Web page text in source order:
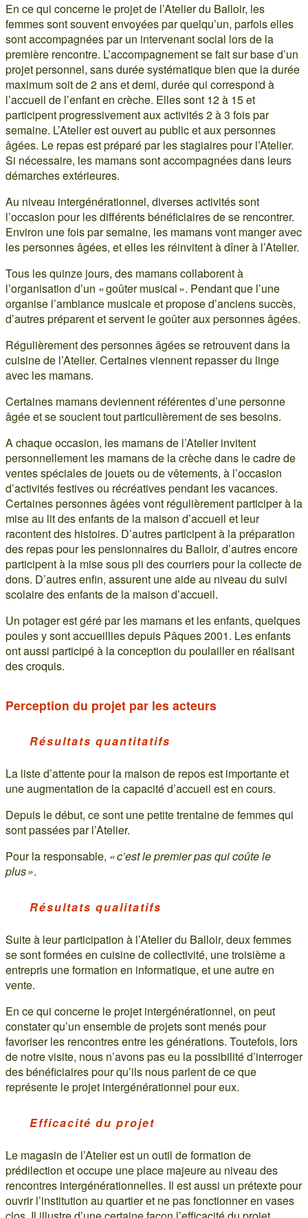
En ce qui concerne le projet de l’Atelier du Balloir, les
femmes sont souvent envoyées par quelqu’un, parfois elles
sont accompagnées par un intervenant social lors de la
première rencontre. L’accompagnement se fait sur base d’un
projet personnel, sans durée systématique bien que la durée
maximum soit de 2 ans et demi, durée qui correspond à
l’accueil de l’enfant en crèche. Elles sont 12 à 15 et
participent progressivement aux activités 2 à 3 fois par
semaine. L’Atelier est ouvert au public et aux personnes
âgées. Le repas est préparé par les stagiaires pour l’Atelier.
Si nécessaire, les mamans sont accompagnées dans leurs
démarches extérieures.
Au niveau intergénérationnel, diverses activités sont
l’occasion pour les différents bénéficiaires de se rencontrer.
Environ une fois par semaine, les mamans vont manger avec
les personnes âgées, et elles les réinvitent à dîner à l’Atelier.
Tous les quinze jours, des mamans collaborent à
l’organisation d’un « goûter musical ». Pendant que l’une
organise l’ambiance musicale et propose d’anciens succès,
d’autres préparent et servent le goûter aux personnes âgées.
Régulièrement des personnes âgées se retrouvent dans la
cuisine de l’Atelier. Certaines viennent repasser du linge
avec les mamans.
Certaines mamans deviennent référentes d’une personne
âgée et se soucient tout particulièrement de ses besoins.
A chaque occasion, les mamans de l’Atelier invitent
personnellement les mamans de la crèche dans le cadre de
ventes spéciales de jouets ou de vêtements, à l’occasion
d’activités festives ou récréatives pendant les vacances.
Certaines personnes âgées vont régulièrement participer à la
mise au lit des enfants de la maison d’accueil et leur
racontent des histoires. D’autres participent à la préparation
des repas pour les pensionnaires du Balloir, d’autres encore
participent à la mise sous pli des courriers pour la collecte de
dons. D’autres enfin, assurent une aide au niveau du suivi
scolaire des enfants de la maison d’accueil.
Un potager est géré par les mamans et les enfants, quelques
poules y sont accueillies depuis Pâques 2001. Les enfants
ont aussi participé à la conception du poulailler en réalisant
des croquis.
Perception du projet par les acteurs
Résultats quantitatifs
La liste d’attente pour la maison de repos est importante et
une augmentation de la capacité d’accueil est en cours.
Depuis le début, ce sont une petite trentaine de femmes qui
sont passées par l’Atelier.
Pour la responsable, « c’est le premier pas qui coûte le
plus ».
Résultats qualitatifs
Suite à leur participation à l’Atelier du Balloir, deux femmes
se sont formées en cuisine de collectivité, une troisième a
entrepris une formation en informatique, et une autre en
vente.
En ce qui concerne le projet intergénérationnel, on peut
constater qu’un ensemble de projets sont menés pour
favoriser les rencontres entre les générations. Toutefois, lors
de notre visite, nous n’avons pas eu la possibilité d’interroger
des bénéficiaires pour qu’ils nous parlent de ce que
représente le projet intergénérationnel pour eux.
Efficacité du projet
Le magasin de l’Atelier est un outil de formation de
prédilection et occupe une place majeure au niveau des
rencontres intergénérationnelles. Il est aussi un prétexte pour
ouvrir l’institution au quartier et ne pas fonctionner en vases